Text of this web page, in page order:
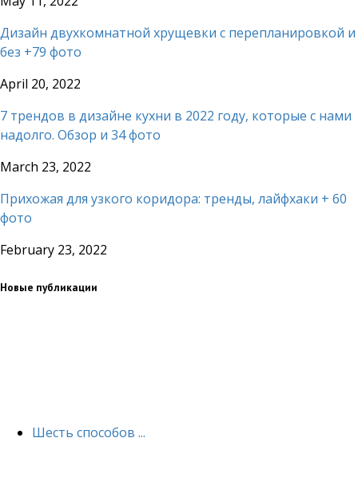
Дизайн двухкомнатной хрущевки с перепланировкой и
без +79 фото
April 20, 2022
7 трендов в дизайне кухни в 2022 году, которые с нами
надолго. Обзор и 34 фото
March 23, 2022
Прихожая для узкого коридора: тренды, лайфхаки + 60
фото
February 23, 2022
Новые публикации
Шесть способов ...